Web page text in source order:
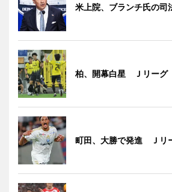
米上院、ブランチ氏の司
柏、開幕白星 Ｊリーグ
町田、大勝で発進 Ｊリ